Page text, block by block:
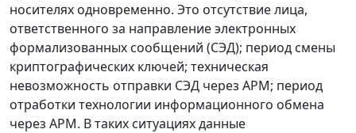
носителях одновременно. Это отсутствие лица,
ответственного за направление электронных
формализованных сообщений (СЭД); период смены
криптографических ключей; техническая
невозможность отправки СЭД через АРМ; период
отработки технологии информационного обмена
через АРМ. В таких ситуациях данные